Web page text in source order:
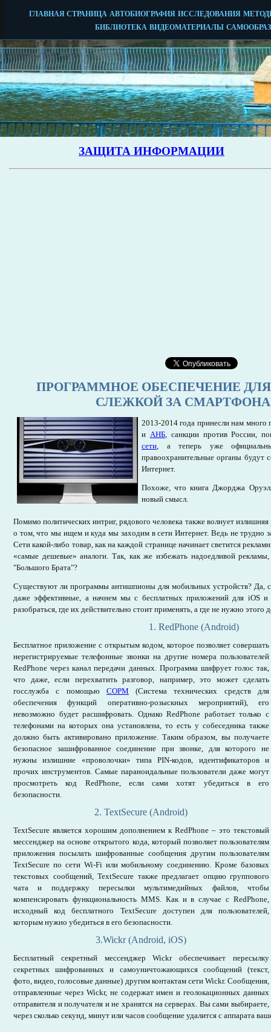
ПРОГРАММНОЕ ОБЕСПЕЧЕНИЕ
СЛЕЖКОЙ ЗА
2013-2014 года принесли нам
и АНБ, санкции против России,
сети, а теперь уже
правоохранительные органы будут
Интернет.
Похоже, что книга Джорджа
новый смысл.
Помимо политических интриг, рядового человека также волнует излишняя
о том, что мы ищем и куда мы заходим в сети Интернет. Ведь не трудно
Сети какой-либо товар, как на каждой странице начинает светится
«самые дешевые» аналоги. Так, как же избежать надоедливой рекламы,
"Большого Брата"?
Существуют ли программы антишпионы для мобильных устройств? Да,
даже эффективные, а начнем мы с бесплатных приложений для iOS
разобраться, где их действительно стоит применять, а где не нужно этого
1. RedPhone (Android)
Бесплатное приложение с открытым кодом, которое позволяет совершать
нерегистрируемые телефонные звонки на другие номера пользователей
RedPhone через канал передачи данных. Программа шифрует голос так,
что даже, если перехватить разговор, например, это может сделать
госслужба с помощью СОРМ (Система технических средств для
обеспечения функций оперативно-розыскных мероприятий), его
невозможно будет расшифровать. Однако RedPhone работает только с
телефонами на которых она установлена, то есть у собеседника также
должно быть активировано приложение. Таким образом, вы получаете
безопасное зашифрованное соединение при звонке, для которого не
нужны излишние «проволочки» типа PIN-кодов, идентификаторов и
прочих инструментов. Самые параноидальные пользователи даже могут
просмотреть код RedPhone, если сами хотят убедиться в его
безопасности.
2. TextSecure (Android)
TextSecure является хорошим дополнением к RedPhone – это текстовый
мессенджер на основе открытого кода, который позволяет пользователям
приложения посылать шифрованные сообщения другим пользователям
TextSecure по сети Wi-Fi или мобильному соединению. Кроме базовых
текстовых сообщений, TextSecure также предлагает опцию группового
чата и поддержку пересылки мультимедийных файлов, чтобы
компенсировать функциональность MMS. Как и в случае с RedPhone,
исходный код бесплатного TextSecure доступен для пользователей,
которым нужно убедиться в его безопасности.
3.Wickr (Android, iOS)
Бесплатный секретный мессенджер Wickr обеспечивает пересылку
секретных шифрованных и самоуничтожающихся сообщений (текст,
фото, видео, голосовые данные) другим контактам сети Wickr. Сообщения,
отправленные через Wickr, не содержат имен и геолокационных данных
отправителя и получателя и не хранятся на серверах. Вы сами выбираете,
через сколько секунд, минут или часов сообщение удалится с аппарата